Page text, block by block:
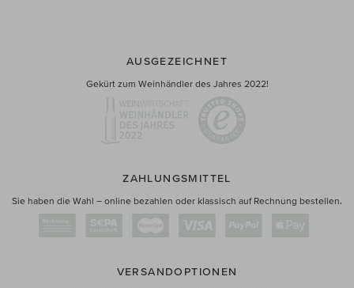
AUSGEZEICHNET
Gekürt zum Weinhändler des Jahres 2022!
ZAHLUNGSMITTEL
Sie haben die Wahl – online bezahlen oder klassisch auf Rechnung bestellen.
VERSANDOPTIONEN